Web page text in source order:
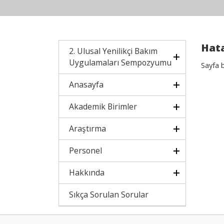
2. Ulusal Yenilikçi Bakım
Uygulamaları Sempozyumu
Anasayfa
Akademik Birimler
Araştırma
Personel
Hakkında
Sıkça Sorulan Sorular
Sayfa